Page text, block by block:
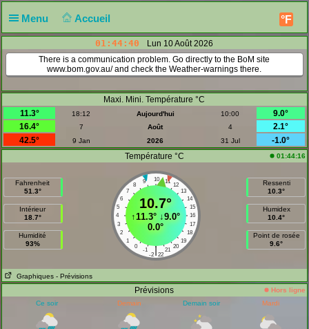
Menu Accueil °F
01:44:41
Lun 10 Août 2026
There is a communication problem. Go directly to the BoM site
www.bom.gov.au/and check the Weather-warnings there.
Maxi. Mini. Température °C
11.3°
18:12 Aujourd'hui 10:00
9.0°
16.4°
7 Août 4
2.1°
42.5°
9 Jan 2026 31 Jul
-1.0°
Température °C
01:44:16
Fahrenheit
51.3°
Intérieur
18.7°
Humidité
93%
10
9 11
8
12
7
13
6
14
5
15
4
16
3
17
2
18
1
19
0
20
-1 21
|
-2 22
10.7°
↑11.3° ↓9.0°
0.0°
Ressenti
10.3°
Humidex
10.4°
Point de rosée
9.6°
Graphiques - Prévisions
Prévisions
Hors ligne
Ce soir
Demain Demain soir Mardi